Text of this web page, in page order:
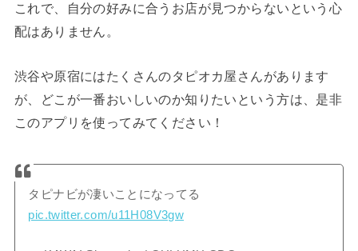
これで、自分の好みに合うお店が見つからないという心
配はありません。
渋谷や原宿にはたくさんのタピオカ屋さんがあります
が、どこが一番おいしいのか知りたいという方は、是非
このアプリを使ってみてください！
タピナビが凄いことになってる
pic.twitter.com/u11H08V3gw